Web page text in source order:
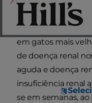
A doença renal é
de diversas
em gatos mais
de doença renal
aguda e doença
insuficiência renal
se em semanas,